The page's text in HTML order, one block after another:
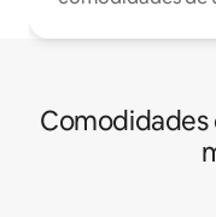
Comodidades